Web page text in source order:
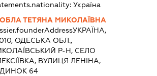
Україна
ТЕТЯНА МИКОЛАЇВНА
УКРАЇНА,
ОДЕСЬКА ОБЛ.,
Р-Н, СЕЛО
ВУЛИЦЯ ЛЕНІНА,
64